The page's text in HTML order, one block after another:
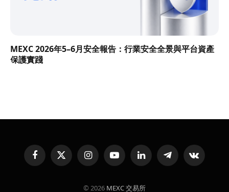
MEXC 2026年5–6月安全報告：行業安全全景與平台資產
保護實踐
FacebookX
(Twitter)
InstagramYouTubeLinkedInTelegramVKontakte
© 2026 MEXC 交易所